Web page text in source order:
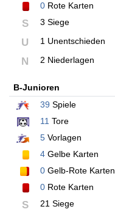
0 Rote Karten
S 3 Siege
U 1 Unentschieden
N 2 Niederlagen
B-Junioren
39 Spiele
11 Tore
5 Vorlagen
4 Gelbe Karten
0 Gelb-Rote Karten
0 Rote Karten
S 21 Siege